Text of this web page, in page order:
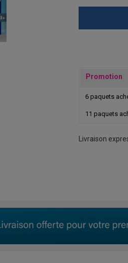
Promotion
6 paquets
11 paquets
Livraison